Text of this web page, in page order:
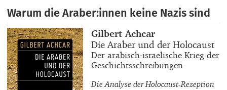
Warum die Araber:innen keine Nazis sind
Buchautor_innen
Gilbert Achcar
Buchtitel
Die Araber und der Holocaust
Buchuntertitel
Der arabisch-israelische Krieg der
Geschichtsschreibungen
Die Analyse der Holocaust-Rezeption